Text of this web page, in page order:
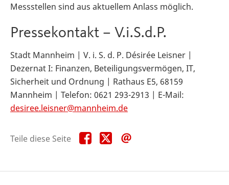
Messstellen sind aus aktuellem Anlass möglich.
Pressekontakt – V.i.S.d.P.
Stadt Mannheim | V. i. S. d. P. Désirée Leisner |
Dezernat I: Finanzen, Beteiligungsvermögen, IT,
Sicherheit und Ordnung | Rathaus E5, 68159
Mannheim | Telefon: 0621 293-2913 | E-Mail:
desiree.leisner@mannheim.de
Teile diese Seite Teile
diese
Teile
diese